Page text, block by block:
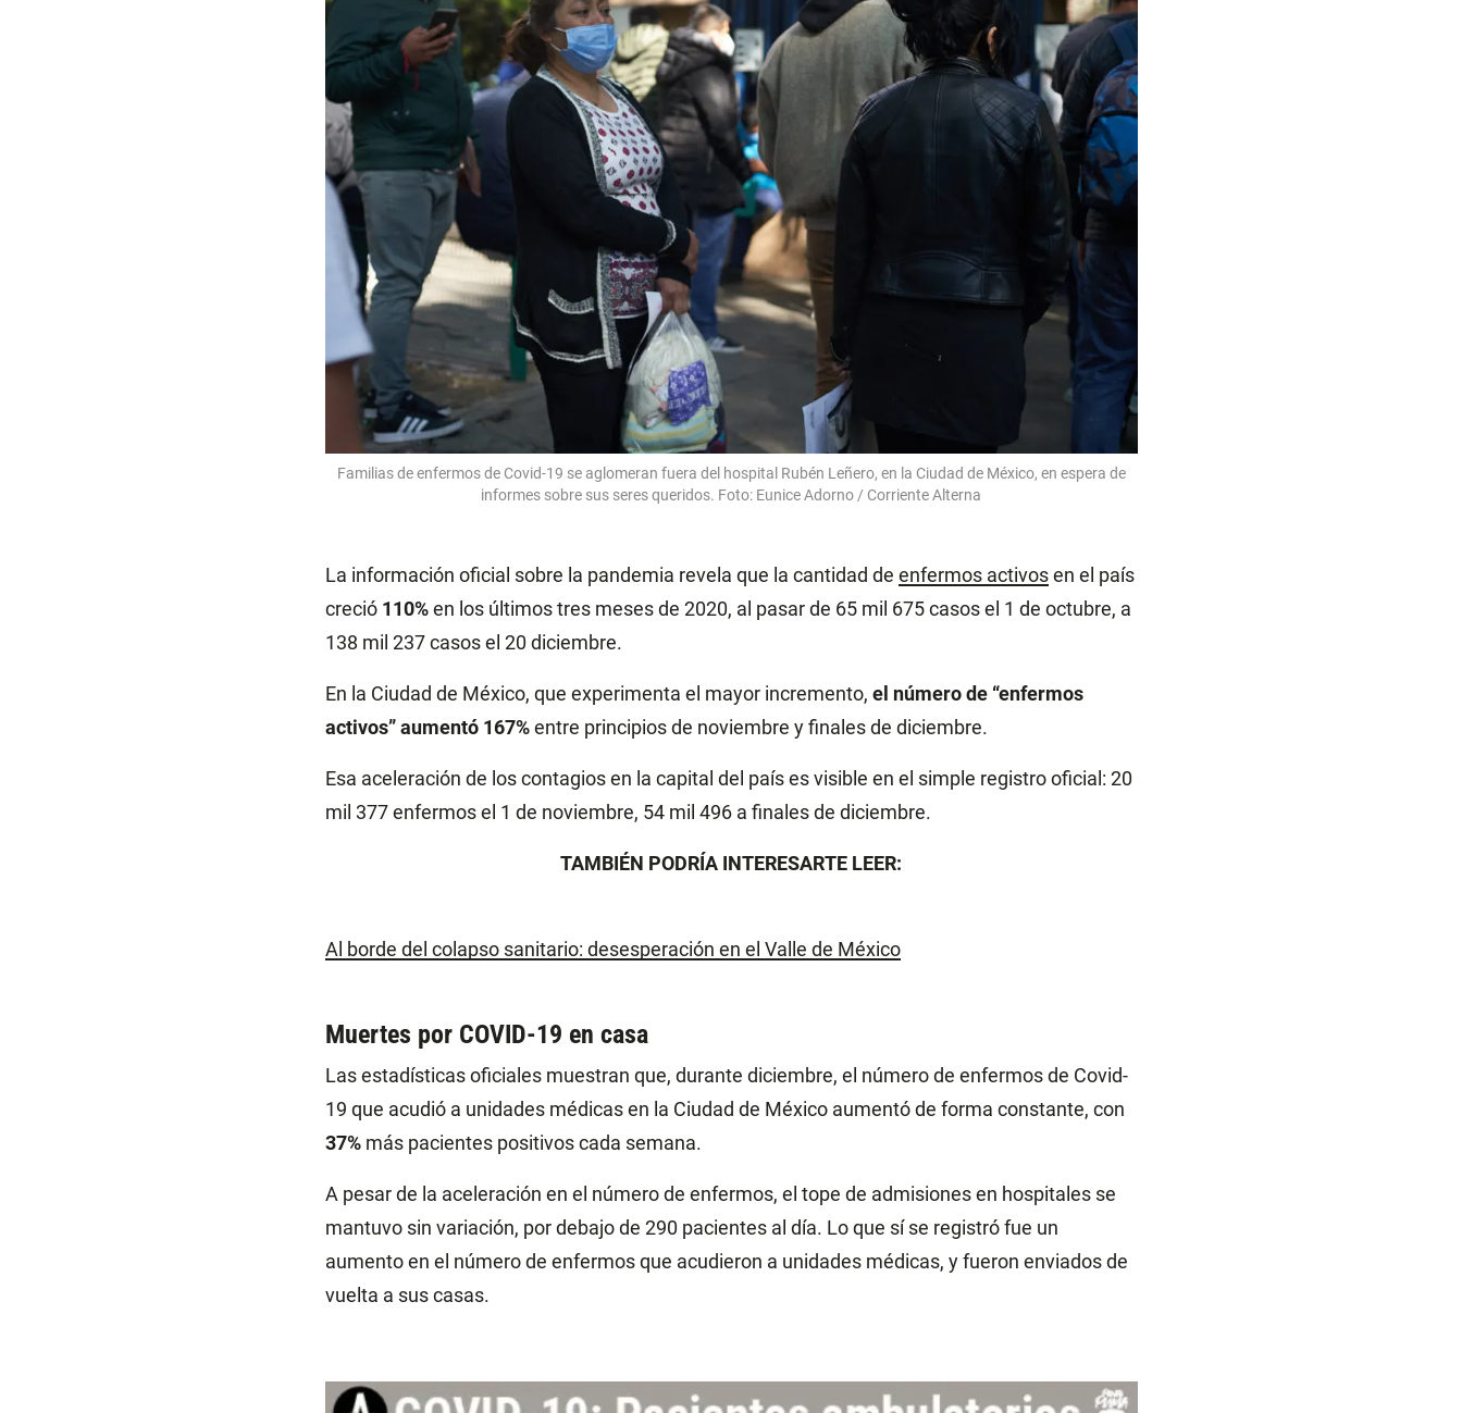
Familias de enfermos de Covid-19 se aglomeran fuera del hospital Rubén Leñero, en la Ciudad de México, en espera de
informes sobre sus seres queridos. Foto: Eunice Adorno / Corriente Alterna
La información oficial sobre la pandemia revela que la cantidad de enfermos activosen el país
creció 110%en los últimos tres meses de 2020, al pasar de 65 mil 675 casos el 1 de octubre, a
138 mil 237 casos el 20 diciembre.
En la Ciudad de México, que experimenta el mayor incremento, el número de “enfermos
activos” aumentó 167%entre principios de noviembre y finales de diciembre.
Esa aceleración de los contagios en la capital del país es visible en el simple registro oficial: 20
mil 377 enfermos el 1 de noviembre, 54 mil 496 a finales de diciembre.
TAMBIÉN PODRÍA INTERESARTE LEER:
Al borde del colapso sanitario: desesperación en el Valle de México
Muertes por COVID-19 en casa
Las estadísticas oficiales muestran que, durante diciembre, el número de enfermos de Covid-
19 que acudió a unidades médicas en la Ciudad de México aumentó de forma constante, con
37%más pacientes positivos cada semana.
A pesar de la aceleración en el número de enfermos, el tope de admisiones en hospitales se
mantuvo sin variación, por debajo de 290 pacientes al día. Lo que sí se registró fue un
aumento en el número de enfermos que acudieron a unidades médicas, y fueron enviados de
vuelta a sus casas.